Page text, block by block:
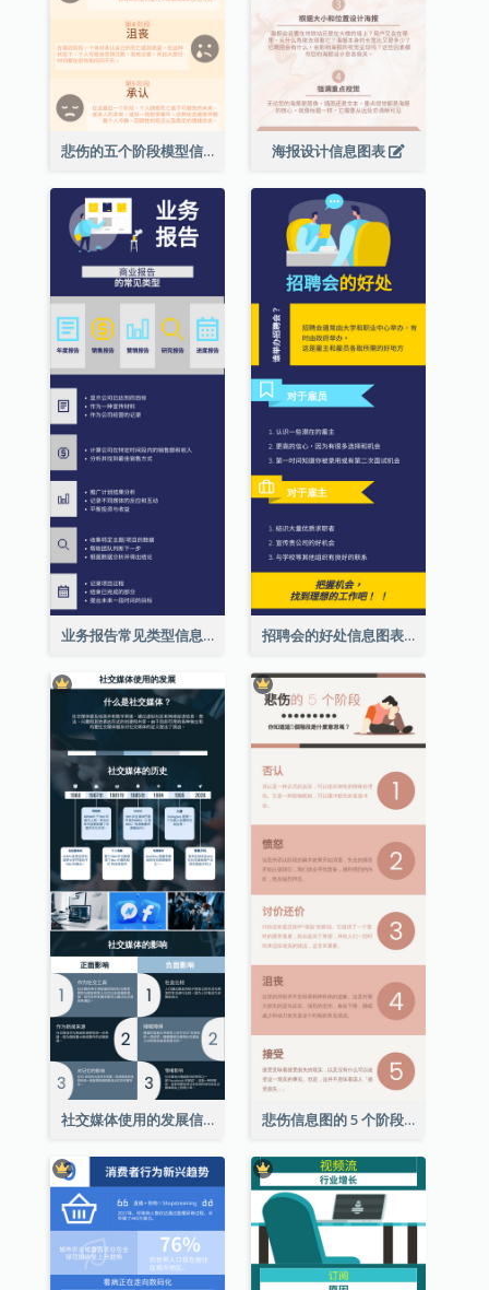
悲伤的五个阶段模型信息图表 海报设计信息图表
业务报告常见类型信息图表 招聘会的好处信息图表
社交媒体使用的发展信息图表 悲伤信息图的 5 个阶段（附解释）